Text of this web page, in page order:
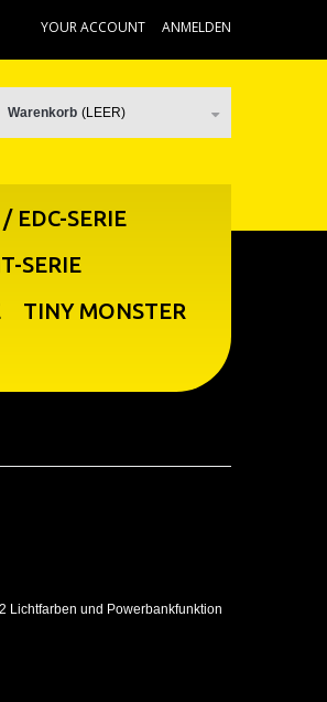
ANMELDEN
YOUR ACCOUNT
Warenkorb (LEER)
/ EDC-SERIE
SERIE
TINY MONSTER
Lichtfarben und Powerbankfunktion